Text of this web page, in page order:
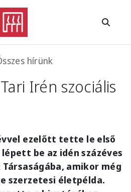
hírünk
Irén szociális
ezelőtt tette le első
be az idén százéves
amikor még
szerzetesi életpélda.